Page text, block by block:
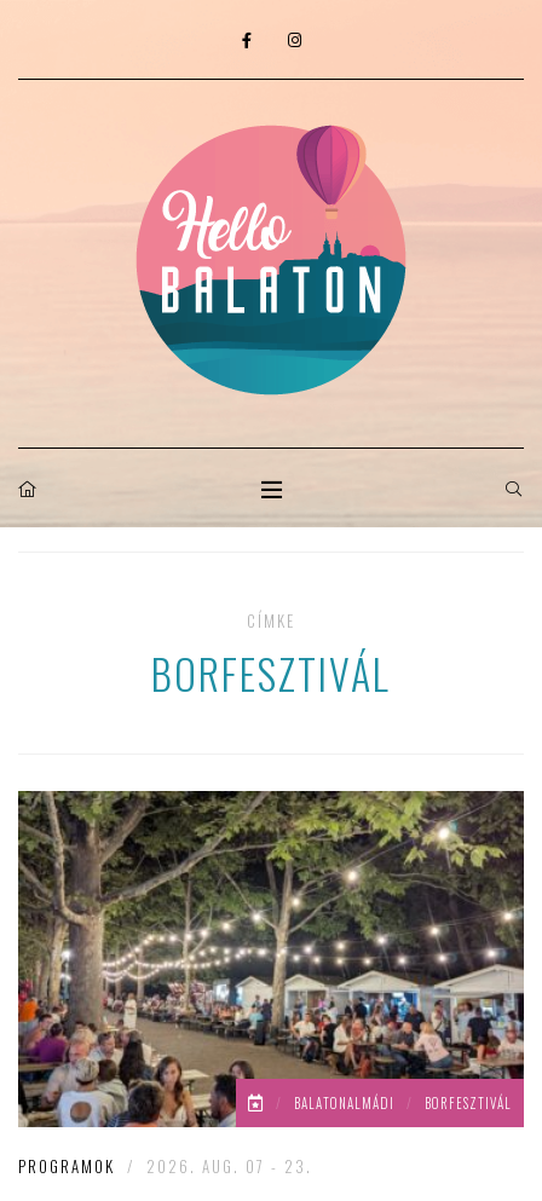
CÍMKE
BORFESZTIVÁL
/ BALATONALMÁDI / BORFESZTIVÁL
PROGRAMOK / 2026. AUG. 07 - 23.